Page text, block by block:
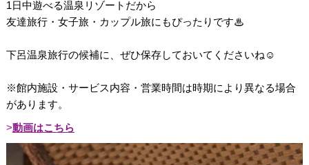
1日中遊べる温泉リゾートだから
友達旅行・女子旅・カップル旅にもぴったりです♨︎
下呂温泉旅行の候補に、ぜひ保存しておいてくださいね☺️
※館内施設・サービス内容・営業時間は時期により異なる場合
があります。
動画はこちら